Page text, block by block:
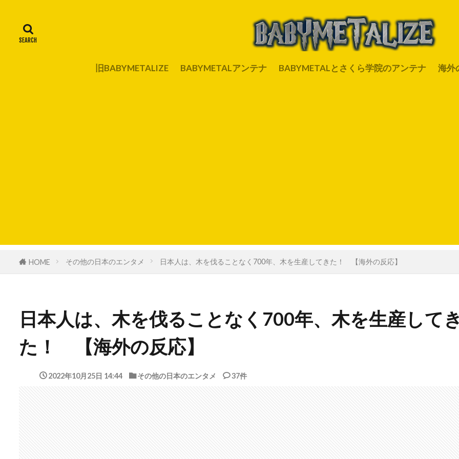
旧BABYMETALIZE BABYMETALアンテナ BABYMETALとさくら学院のアンテナ 海外
HOME その他の日本のエンタメ 日本人は、木を伐ることなく700年、木を生産してきた！ 【海外の反応】
日本人は、木を伐ることなく700年、木を生産して
た！ 【海外の反応】
2022年10月25日 14:44 その他の日本のエンタメ 37件